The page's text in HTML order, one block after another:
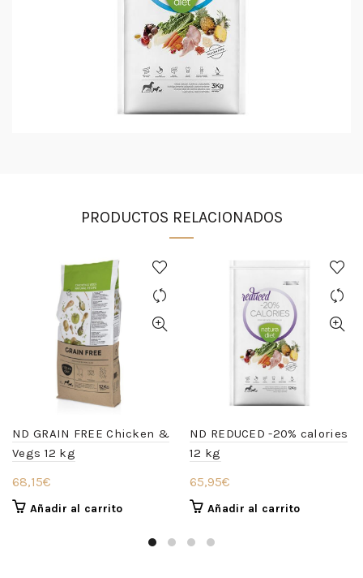
PRODUCTOS RELACIONADOS
ND GRAIN FREE Chicken &
Vegs 12 kg
68,15€
Añadir al carrito
ND REDUCED -20% calories
12 kg
65,95€
Añadir al carrito